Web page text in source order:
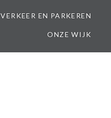
VERKEER EN PARKEREN
ONZE WIJK